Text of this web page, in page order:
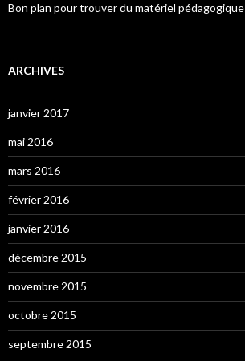
Bon plan pour trouver du matériel pédagogique
ARCHIVES
janvier 2017
mai 2016
mars 2016
février 2016
janvier 2016
décembre 2015
novembre 2015
octobre 2015
septembre 2015